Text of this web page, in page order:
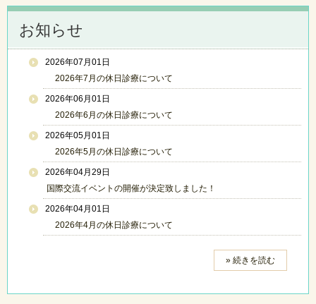
お知らせ
2026年07月01日
2026年7月の休日診療について
2026年06月01日
2026年6月の休日診療について
2026年05月01日
2026年5月の休日診療について
2026年04月29日
国際交流イベントの開催が決定致しました！
2026年04月01日
2026年4月の休日診療について
» 続きを読む